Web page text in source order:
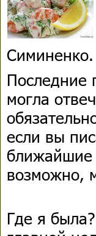
Симиненко.
Последние
могла
если вы
ближайшие
возможно,
Где я